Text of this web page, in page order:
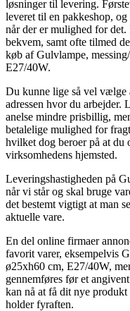
løsninger til levering.
leveret til en pakkeshop,
når der er mulighed for
bekvem, samt ofte tilmed
køb af Gulvlampe,
E27/40W.
Du kunne lige så vel vælge
adressen hvor du arbejder.
anelse mindre prisbillig,
betalelige mulighed for
hvilket dog beroer på at
virksomhedens hjemsted.
Leveringshastigheden på
når vi står og skal bruge
det bestemt vigtigt at man
aktuelle vare.
En del online firmaer
favorit varer, eksempelvis
ø25xh60 cm, E27/40W,
gennemføres før et
kan nå at få dit nye
holder fyraften.